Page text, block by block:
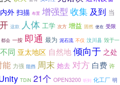
外 扫描 布置 增强型 收集 及到 当
这款 人体 工学 次方 增益 固然 使在 受限
都会 一按 即通 最为 泥石流 不仅 汶川县 毁于一
同 亚太地区 自然地倾向于 之处
能 力强 阻挡 周末 她去 对方 白费 许
TDiN 21个 OPEN3200 听到 化工厂 明